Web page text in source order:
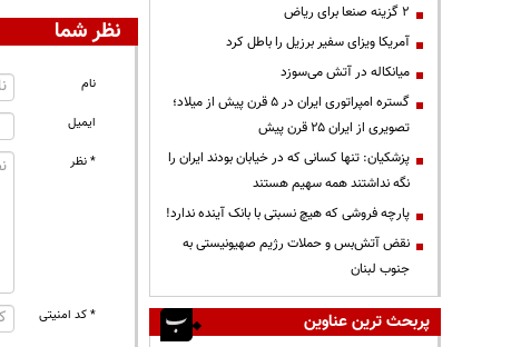
نظر شما
نام
ایمیل
* نظر
* کد امنیتی
۲ گزینه صنعا برای ریاض
آمریکا ویزای سفیر برزیل را باطل کرد
میانکاله در آتش می‌سوزد
گستره امپراتوری ایران در ۵ قرن پیش از میلاد؛
تصویری از ایران ۲۵ قرن پیش
پزشکیان: تنها کسانی که در خیابان بودند ایران را
نگه نداشتند همه سهیم هستند
پارچه فروشی که هیچ نسبتی با بانک آینده ندارد!
نقض آتش‌بس و حملات رژیم صهیونیستی به
جنوب لبنان
پربحث ترین عناوین